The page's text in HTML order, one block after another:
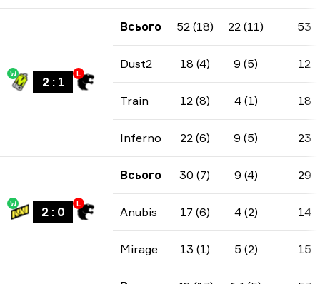
W
2: 1
L
Всього 52 (18) 22 (11) 53
Dust2 18 (4) 9 (5) 12
Train 12 (8) 4 (1) 18
Inferno 22 (6) 9 (5) 23
W
2: 0
L
Всього 30 (7) 9 (4) 29
Anubis 17 (6) 4 (2) 14
Mirage 13 (1) 5 (2) 15